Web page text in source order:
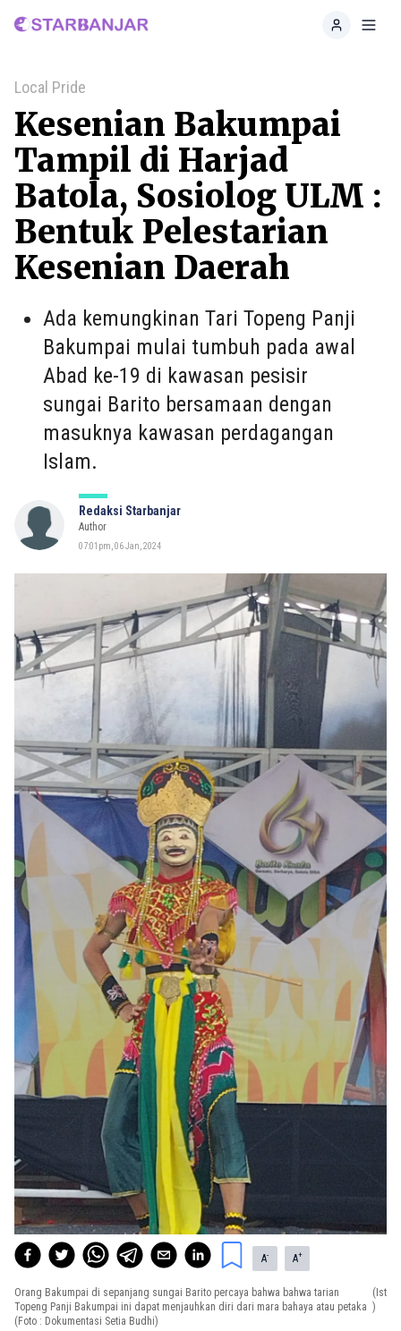
Home
Local Pride
Kesenian Bakumpai
Tampil di Harjad
Batola, Sosiolog ULM :
Bentuk Pelestarian
Kesenian Daerah
Ada kemungkinan Tari Topeng Panji
Bakumpai mulai tumbuh pada awal
Abad ke-19 di kawasan pesisir
sungai Barito bersamaan dengan
masuknya kawasan perdagangan
Islam.
Redaksi Starbanjar
Author
07:01pm, 06 Jan, 2024
A- A+
Orang Bakumpai di sepanjang sungai Barito percaya bahwa bahwa tarian
Topeng Panji Bakumpai ini dapat menjauhkan diri dari mara bahaya atau petaka
(Foto : Dokumentasi Setia Budhi)
(Ist
)